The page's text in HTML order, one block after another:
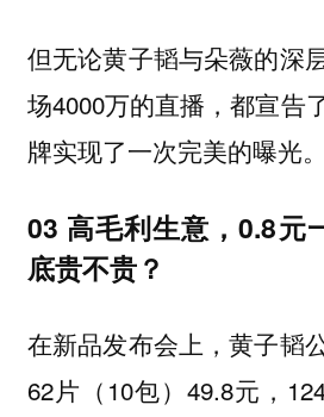
但无论黄子韬与朵薇的深
场4000万的直播，都宣告
牌实现了一次完美的曝光。
03 高毛利生意，0.8元
底贵不贵？
在新品发布会上，黄子韬
62片（10包）49.8元，